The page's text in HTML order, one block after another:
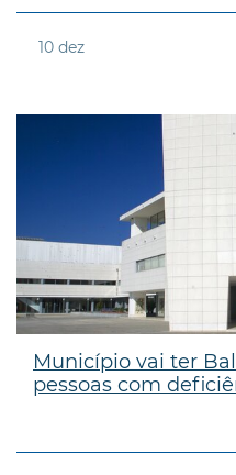
10 dez
Município vai ter
pessoas com